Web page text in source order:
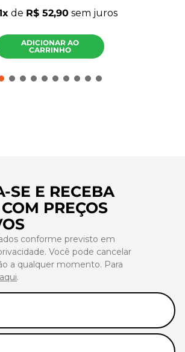
de R$ 52,90sem juros
ADICIONAR AO
CARRINHO
SE E RECEBA
PREÇOS
conforme previsto em
Você pode cancelar
a qualquer momento. Para
.